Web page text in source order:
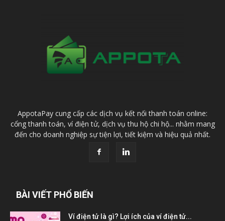
AppotaPay cung cấp các dịch vụ kết nối thanh toán online:
cổng thanh toán, ví điện tử, dịch vụ thu hộ chi hộ... nhằm mang
đến cho doanh nghiệp sự tiện lợi, tiết kiệm và hiệu quả nhất.
BÀI VIẾT PHỔ BIẾN
Ví điện tử là gì? Lợi ích của ví điện tử...